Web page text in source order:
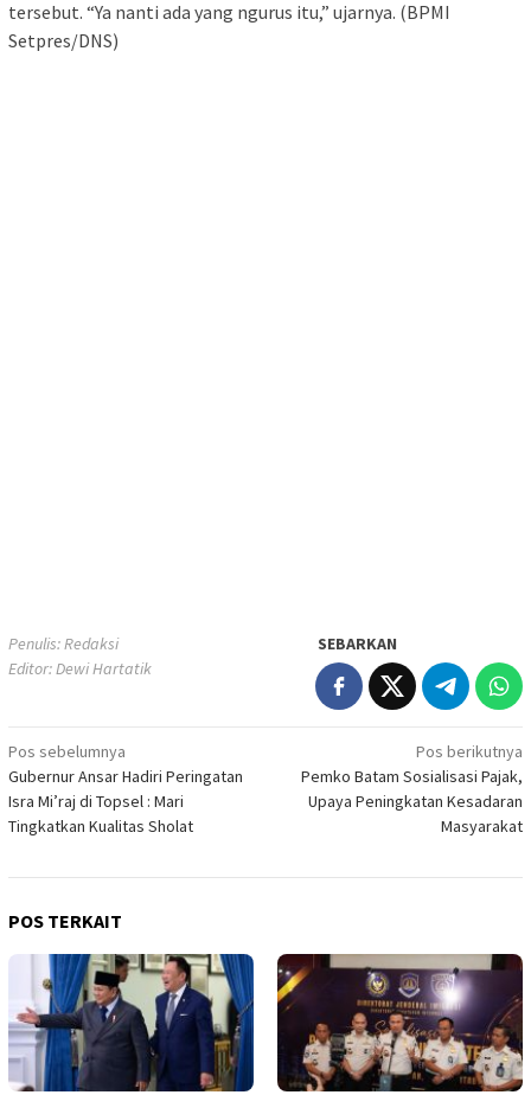
tersebut. “Ya nanti ada yang ngurus itu,” ujarnya. (BPMI
Setpres/DNS)
Penulis: Redaksi
Editor: Dewi Hartatik
SEBARKAN
Navigasi
pos
Pos sebelumnya
Gubernur Ansar Hadiri Peringatan
Isra Mi’raj di Topsel : Mari
Tingkatkan Kualitas Sholat
Pos berikutnya
Pemko Batam Sosialisasi Pajak,
Upaya Peningkatan Kesadaran
Masyarakat
POS TERKAIT